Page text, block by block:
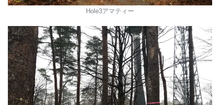
Hole3アマティー